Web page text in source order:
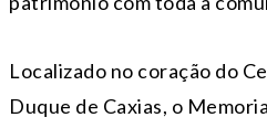
Localizado no coração do
Duque de Caxias, o